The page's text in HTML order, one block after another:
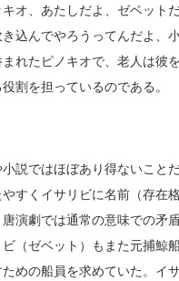
オ、あたしだよ、ゼベット
込んでやろうってんだよ、
れたピノキオで、老人は彼
割を担っているのである。
説ではほぼあり得ないこと
すくイサリビに名前（存在
演劇では通常の意味での矛
（ゼベット）もまた元捕鯨
めの船員を求めていた。イ